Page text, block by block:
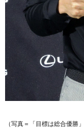
（写真＝「目標は総合優勝